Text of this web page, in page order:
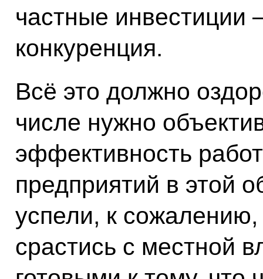
частные инвестиции
конкуренция.
Всё это должно
числе нужно
эффективность
предприятий в этой
успели, к
срастись с местной